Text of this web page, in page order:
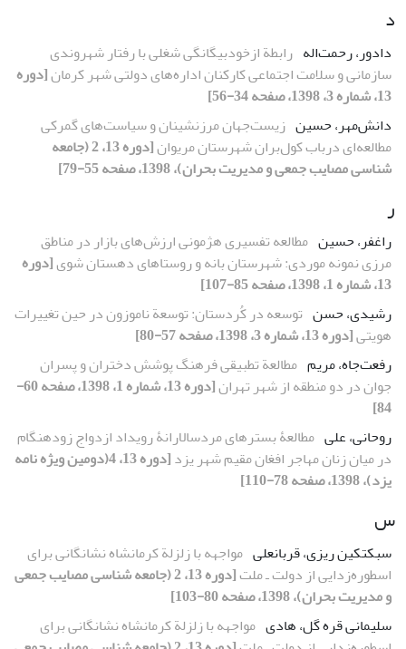
د
دادور، رحمت‌اله رابطة ازخودبیگانگی شغلی با رفتار شهروندی
سازمانی و سلامت اجتماعی کارکنان اداره‌های دولتی شهر کرمان[دوره
13، شماره 3، 1398، صفحه 34-56]
دانش‌مهر، حسین زیست‌جهان مرزنشینان و سیاست‌های گمرکی
مطالعه‌ای درباب کول‌بران شهرستان مریوان
[دوره 13، 2 (جامعه
شناسی مصایب جمعی و مدیریت بحران)، 1398، صفحه 55-79]
ر
راغفر، حسین مطالعه تفسیری هژمونی ارزش‌های بازار در مناطق
مرزی نمونه موردی: شهرستان بانه و روستاهای دهستان شوی[دوره
13، شماره 1، 1398، صفحه 85-107]
رشیدی، حسن توسعه در کُردستان: توسعة ناموزون در حین تغییرات
هویتی[دوره 13، شماره 3، 1398، صفحه 57-80]
رفعت‌جاه، مریم مطالعة تطبیقی فرهنگ پوشش دختران و پسران
جوان در دو منطقه از شهر تهران
[دوره 13، شماره 1، 1398، صفحه 60-
84]
روحانی، علی مطالعۀ‌ بسترهای مردسالارانۀ‌ رویداد ازدواج زودهنگام
در میان زنان مهاجر افغان مقیم شهر یزد
[دوره 13، 4(دومین ویژه نامه
یزد)، 1398، صفحه 78-110]
س
سبکتکین ریزی، قربانعلی مواجهه با زلزلة کرمانشاه نشانگانی برای
اسطوره‌زدایی از دولت‌ ـ ‌ملت
[دوره 13، 2 (جامعه شناسی مصایب جمعی
و مدیریت بحران)، 1398، صفحه 80-103]
سلیمانی قره گل، هادی مواجهه با زلزلة کرمانشاه نشانگانی برای